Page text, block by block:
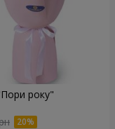
року"